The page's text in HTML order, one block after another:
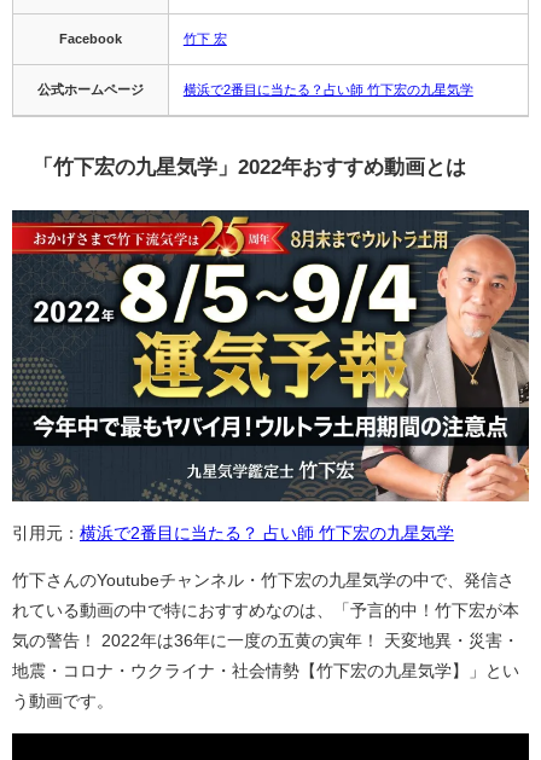
Facebook 竹下 宏
公式ホームページ 横浜で2番目に当たる？占い師 竹下宏の九星気学
「竹下宏の九星気学」2022年おすすめ動画とは
引用元： 横浜で2番目に当たる？ 占い師 竹下宏の九星気学
竹下さんのYoutubeチャンネル・竹下宏の九星気学の中で、発信さ
れている動画の中で特におすすめなのは、「予言的中！竹下宏が本
気の警告！ 2022年は36年に一度の五黄の寅年！ 天変地異・災害・
地震・コロナ・ウクライナ・社会情勢【竹下宏の九星気学】」とい
う動画です。